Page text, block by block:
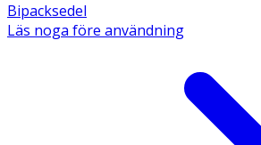
Bipacksedel
Läs noga före användning